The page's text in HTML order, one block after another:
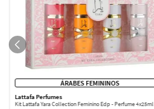
ÁRABES FEMININOS
Lattafa Perfumes
Kit Lattafa Yara Collection Feminino Edp - Perfume 4x25ml